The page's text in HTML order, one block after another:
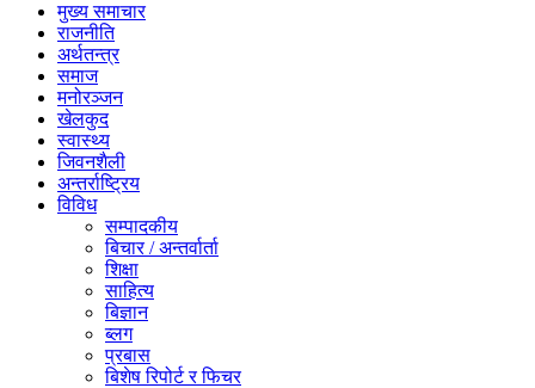
मुख्य समाचार
राजनीति
अर्थतन्त्र
समाज
मनोरञ्जन
खेलकुद
स्वास्थ्य
जिवनशैली
अन्तर्राष्ट्रिय
विविध
सम्पादकीय
बिचार / अन्तर्वार्ता
शिक्षा
साहित्य
बिज्ञान
ब्लग
प्रबास
बिशेष रिपोर्ट र फिचर